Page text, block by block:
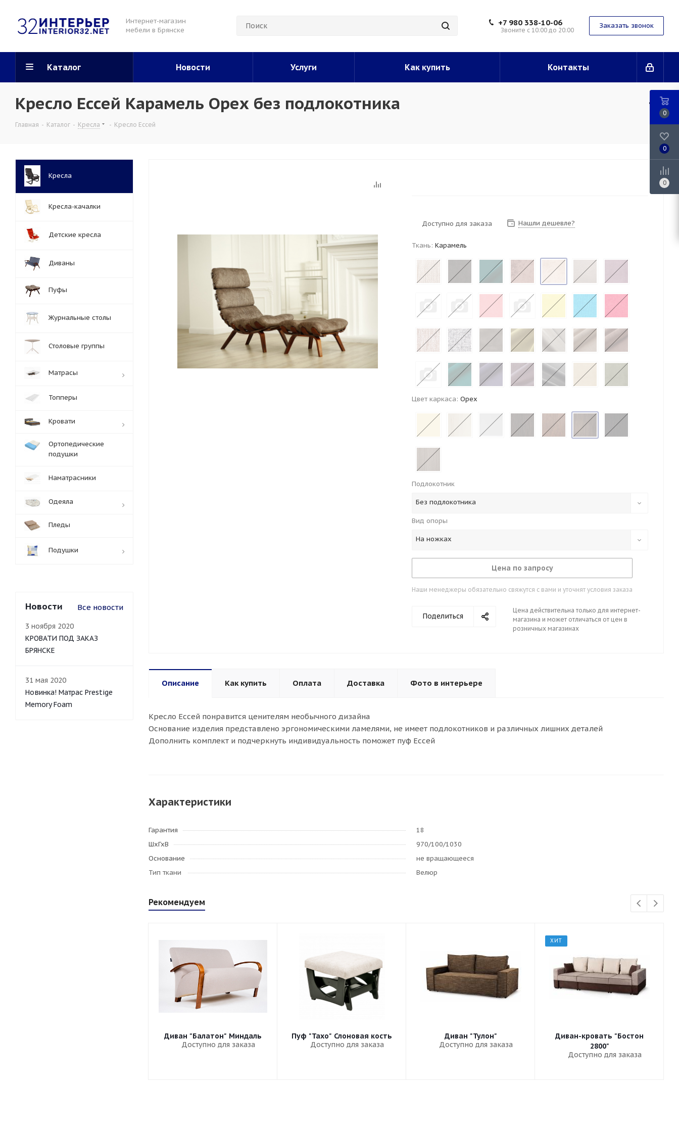
Интернет-магазин
мебели в Брянске
+7 980 338-10-06
Звоните с 10:00 до 20:00
Заказать звонок
Каталог Новости Услуги Как купить Контакты
Кресло Ессей Карамель Орех без подлокотника
Главная - Каталог - Кресла - Кресло Ессей
Доступно для заказа Нашли дешевле?
Ткань: Карамель
Цвет каркаса: Орех
Подлокотник
Без подлокотника
Вид опоры
На ножках
Цена по запросу
Наши менеджеры обязательно свяжутся с вами и уточнят условия заказа
Поделиться
Цена действительна только для интернет-
магазина и может отличаться от цен в
розничных магазинах
Описание Как купить Оплата Доставка Фото в интерьере
Кресло Ессей понравится ценителям необычного дизайна
Основание изделия представлено эргономическими ламелями, не имеет подлокотников и различных лишних деталей
Дополнить комплект и подчеркнуть индивидуальность поможет пуф Ессей
Характеристики
Гарантия
18
ШхГхВ
970/100/1030
Основание
не вращающееся
Тип ткани
Велюр
Рекомендуем
Диван "Балатон" Миндаль
Доступно для заказа
Пуф "Тахо" Слоновая кость
Доступно для заказа
Диван "Тулон"
Доступно для заказа
ХИТ
Диван-кровать "Бостон
2800"
Доступно для заказа
Кресла
Кресла-качалки
Детские кресла
Диваны
Пуфы
Журнальные столы
Столовые группы
Матрасы
Топперы
Кровати
Ортопедические
подушки
Наматрасники
Одеяла
Пледы
Подушки
Новости Все новости
3 ноября 2020
КРОВАТИ ПОД ЗАКАЗ
БРЯНСКЕ
31 мая 2020
Новинка! Матрас Prestige
Memory Foam
0
0
0